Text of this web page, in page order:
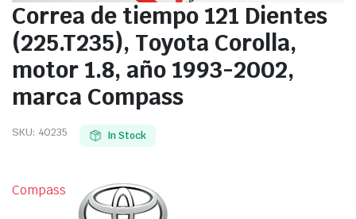
Correa de tiempo 121 Dientes
(225.T235), Toyota Corolla,
motor 1.8, año 1993-2002,
marca Compass
SKU: 40235 In Stock
Compass